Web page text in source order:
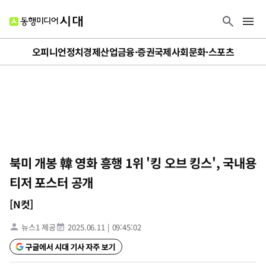
오피니언정치경제산업금융·증권국제사회문화·스포츠
북미 개봉 韓 영화 흥행 1위 '킹 오브 킹스', 국내용
티저 포스터 공개
[N컷]
뉴스1 제공 2025.06.11 | 09:45:02